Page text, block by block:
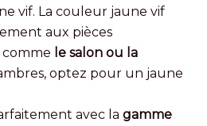
vif. La couleur jaune vif
aux pièces
le salon ou la
optez pour un jaune
avec la gamme